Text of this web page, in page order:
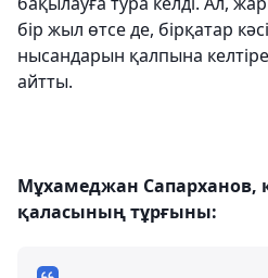
бір жыл өтсе де, бірқатар
нысандарын қалпына
айтты.
Мұхамеджан Сапарханов,
қаласының тұрғыны: